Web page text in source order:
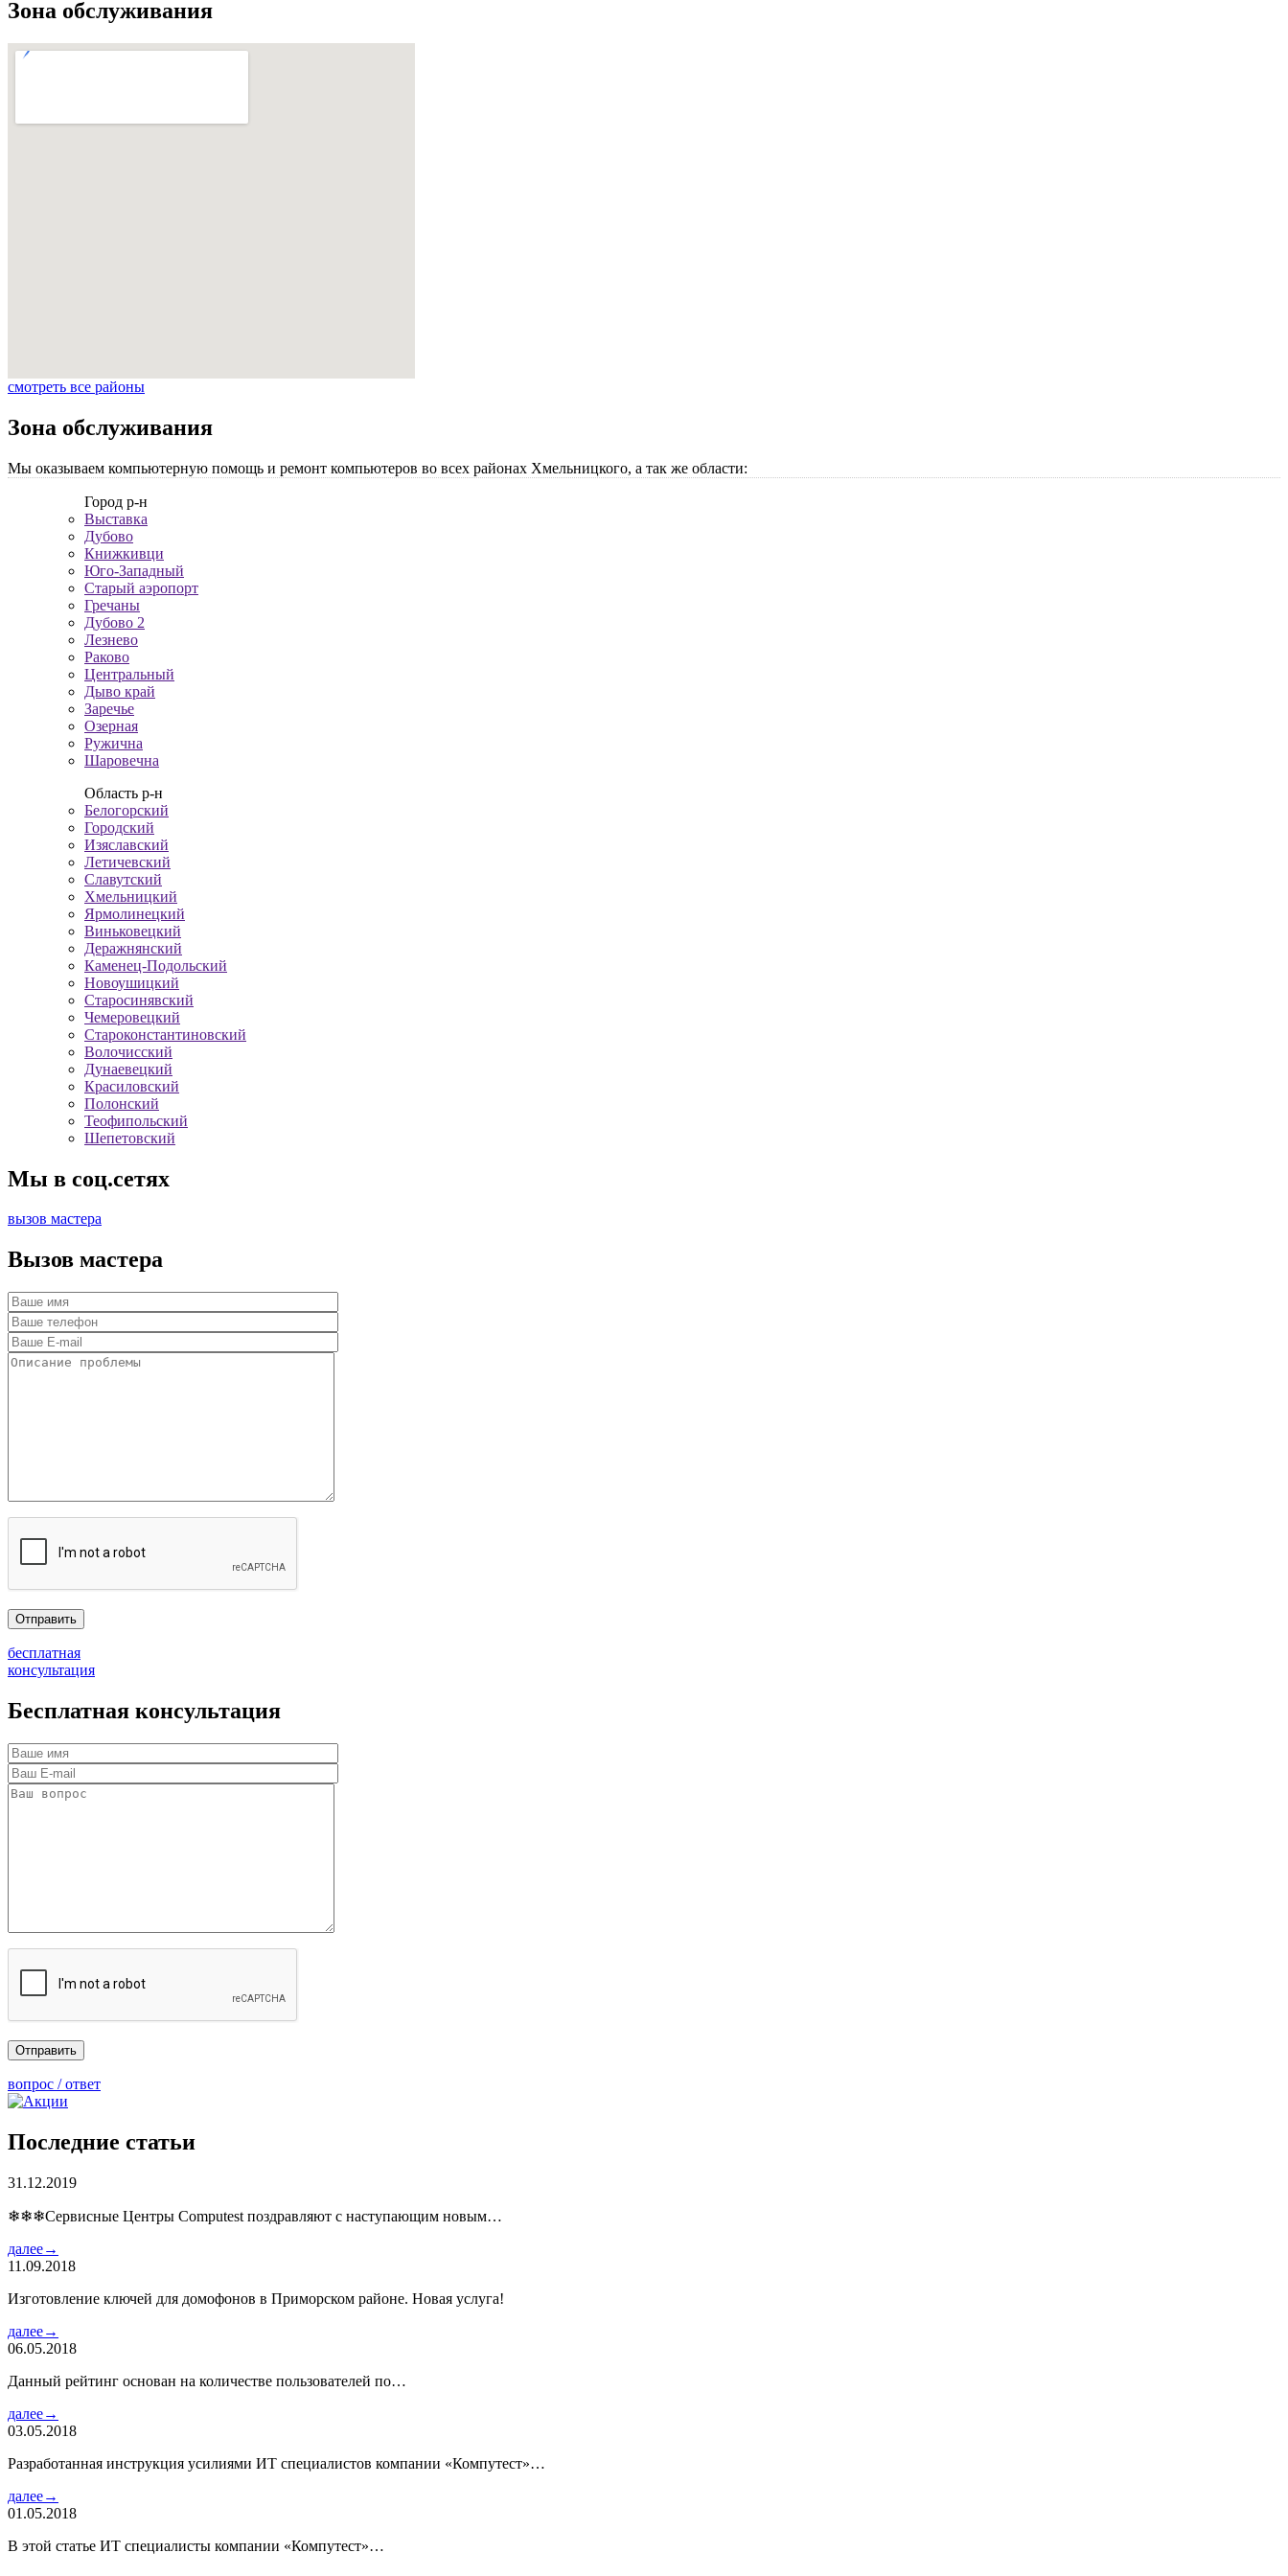
Зона обслуживания
смотреть все районы
Зона обслуживания
Мы оказываем компьютерную помощь и ремонт компьютеров во всех районах Хмельницкого, а так же области:
Город р-н
Выставка
Дубово
Книжкивци
Юго-Западный
Старый аэропорт
Гречаны
Дубово 2
Лезнево
Раково
Центральный
Дыво край
Заречье
Озерная
Ружична
Шаровечна
Область р-н
Белогорский
Городский
Изяславский
Летичевский
Славутский
Хмельницкий
Ярмолинецкий
Виньковецкий
Деражнянский
Каменец-Подольский
Новоушицкий
Старосинявский
Чемеровецкий
Староконстантиновский
Волочисский
Дунаевецкий
Красиловский
Полонский
Теофипольский
Шепетовский
Мы в соц.сетях
вызов мастера
Вызов мастера
бесплатная
консультация
Бесплатная консультация
вопрос / ответ
Последние статьи
31.12.2019
❄❄❄Сервисные Центры Computest поздравляют с наступающим новым…
далее→
11.09.2018
Изготовление ключей для домофонов в Приморском районе. Новая услуга!
далее→
06.05.2018
Данный рейтинг основан на количестве пользователей по…
далее→
03.05.2018
Разработанная инструкция усилиями ИТ специалистов компании «Компутест»…
далее→
01.05.2018
В этой статье ИТ специалисты компании «Компутест»…